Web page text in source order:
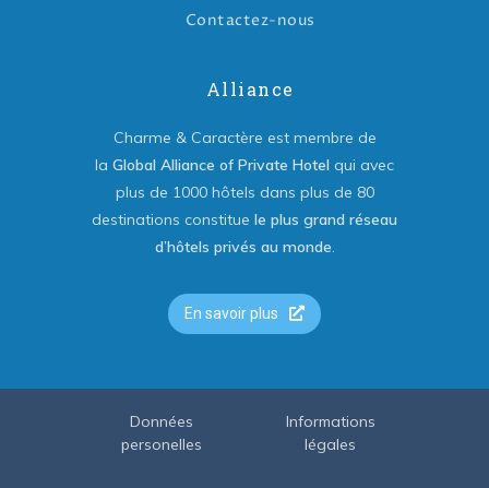
Contactez-nous
Alliance
Charme & Caractère est membre de
la Global Alliance of Private Hotel qui avec
plus de 1000 hôtels dans plus de 80
destinations constitue le plus grand réseau
d’hôtels privés au monde.
En savoir plus
Données
personelles
Informations
légales